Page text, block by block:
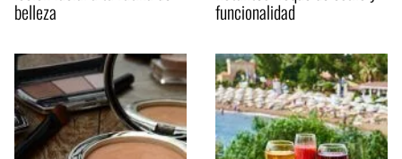
belleza funcionalidad